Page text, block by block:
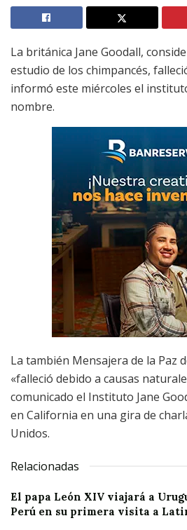
La británica Jane Goodall,
estudio de los chimpancés,
informó este miércoles el
nombre.
La también Mensajera de la Paz
«falleció debido a causas
comunicado el Instituto Jane
en California en una gira de
Unidos.
Relacionadas
El papa León XIV viajará a
Perú en su primera visita a